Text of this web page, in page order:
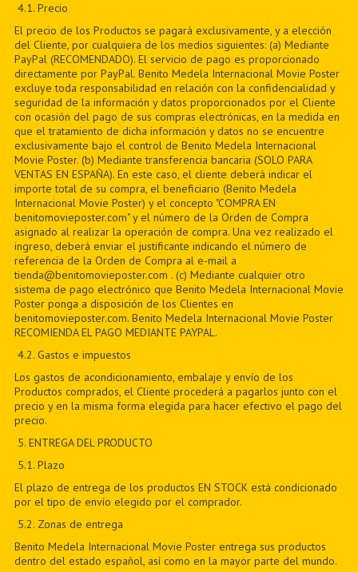
4.1. Precio
El precio de los Productos se pagará exclusivamente, y a elección
del Cliente, por cualquiera de los medios siguientes: (a) Mediante
PayPal (RECOMENDADO). El servicio de pago es proporcionado
directamente por PayPal. Benito Medela Internacional Movie Poster
excluye toda responsabilidad en relación con la confidencialidad y
seguridad de la información y datos proporcionados por el Cliente
con ocasión del pago de sus compras electrónicas, en la medida en
que el tratamiento de dicha información y datos no se encuentre
exclusivamente bajo el control de Benito Medela Internacional
Movie Poster. (b) Mediante transferencia bancaria (SOLO PARA
VENTAS EN ESPAÑA). En este caso, el cliente deberá indicar el
importe total de su compra, el beneficiario (Benito Medela
Internacional Movie Poster) y el concepto "COMPRA EN
benitomovieposter.com" y el número de la Orden de Compra
asignado al realizar la operación de compra. Una vez realizado el
ingreso, deberá enviar el justificante indicando el número de
referencia de la Orden de Compra al e-mail a
tienda@benitomovieposter.com . (c) Mediante cualquier otro
sistema de pago electrónico que Benito Medela Internacional Movie
Poster ponga a disposición de los Clientes en
benitomovieposter.com. Benito Medela Internacional Movie Poster
RECOMIENDA EL PAGO MEDIANTE PAYPAL.
4.2. Gastos e impuestos
Los gastos de acondicionamiento, embalaje y envío de los
Productos comprados, el Cliente procederá a pagarlos junto con el
precio y en la misma forma elegida para hacer efectivo el pago del
precio.
5. ENTREGA DEL PRODUCTO
5.1. Plazo
El plazo de entrega de los productos EN STOCK está condicionado
por el tipo de envío elegido por el comprador.
5.2. Zonas de entrega
Benito Medela Internacional Movie Poster entrega sus productos
dentro del estado español, así como en la mayor parte del mundo.